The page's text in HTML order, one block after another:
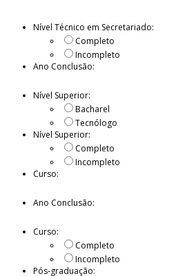
Nível Técnico em Secretariado:
Completo
Incompleto
Ano Conclusão:
Nível Superior:
Bacharel
Tecnólogo
Nível Superior:
Completo
Incompleto
Curso:
Ano Conclusão:
Curso:
Completo
Incompleto
Pós-graduação: